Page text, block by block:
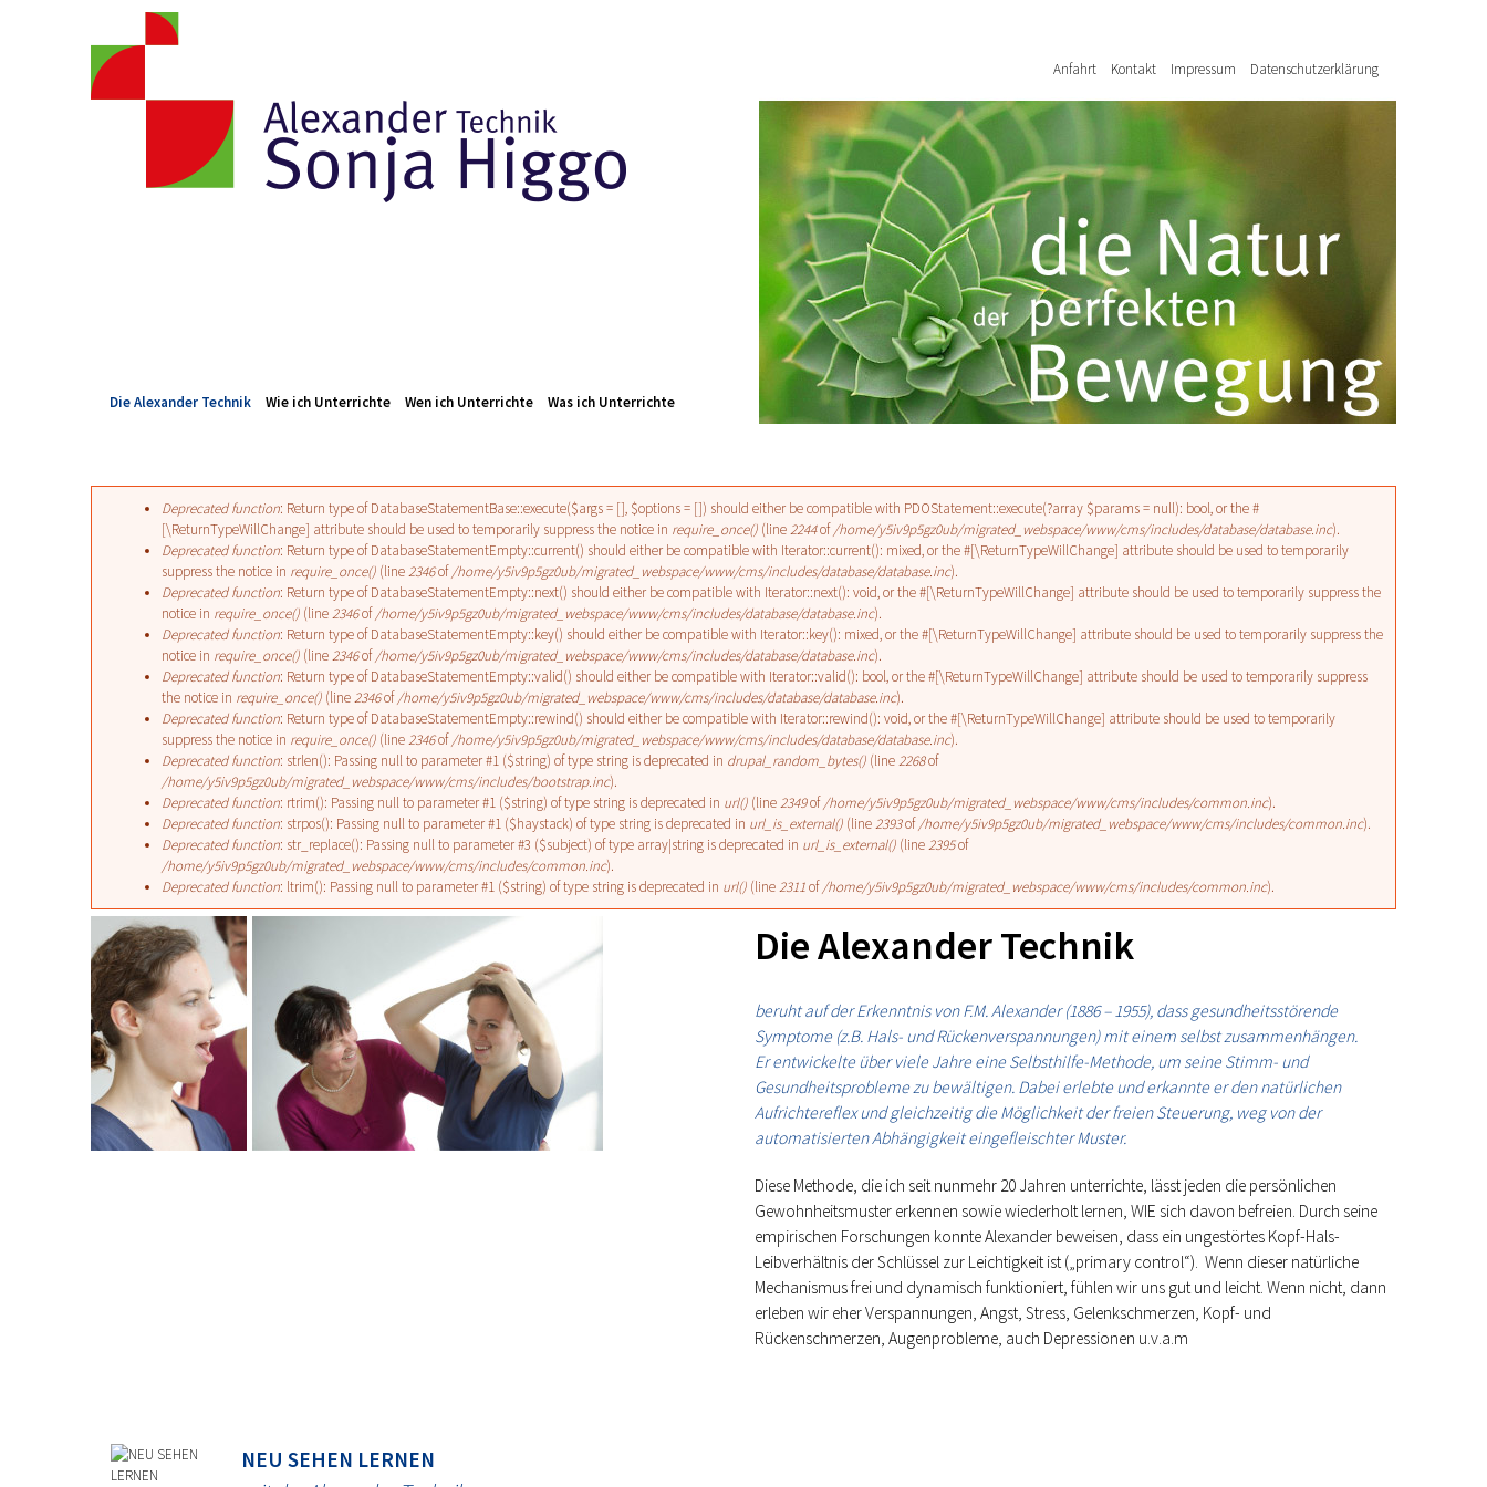
Anfahrt Kontakt Impressum Datenschutzerklärung
Die Alexander Technik Wie ich Unterrichte Wen ich Unterrichte Was ich Unterrichte
Error message
Deprecated function: Return type of DatabaseStatementBase::execute($args = [], $options = []) should either be compatible with PDOStatement::execute(?array $params = null): bool, or the #
[\ReturnTypeWillChange] attribute should be used to temporarily suppress the notice in require_once() (line2244of/home/y5iv9p5gz0ub/migrated_webspace/www/cms/includes/database/database.inc).
Deprecated function: Return type of DatabaseStatementEmpty::current() should either be compatible with Iterator::current(): mixed, or the #[\ReturnTypeWillChange] attribute should be used to temporarily
suppress the notice in require_once() (line2346of/home/y5iv9p5gz0ub/migrated_webspace/www/cms/includes/database/database.inc).
Deprecated function: Return type of DatabaseStatementEmpty::next() should either be compatible with Iterator::next(): void, or the #[\ReturnTypeWillChange] attribute should be used to temporarily suppress the
notice in require_once() (line2346of/home/y5iv9p5gz0ub/migrated_webspace/www/cms/includes/database/database.inc).
Deprecated function: Return type of DatabaseStatementEmpty::key() should either be compatible with Iterator::key(): mixed, or the #[\ReturnTypeWillChange] attribute should be used to temporarily suppress the
notice in require_once() (line2346of/home/y5iv9p5gz0ub/migrated_webspace/www/cms/includes/database/database.inc).
Deprecated function: Return type of DatabaseStatementEmpty::valid() should either be compatible with Iterator::valid(): bool, or the #[\ReturnTypeWillChange] attribute should be used to temporarily suppress
the notice in require_once() (line2346of/home/y5iv9p5gz0ub/migrated_webspace/www/cms/includes/database/database.inc).
Deprecated function: Return type of DatabaseStatementEmpty::rewind() should either be compatible with Iterator::rewind(): void, or the #[\ReturnTypeWillChange] attribute should be used to temporarily
suppress the notice in require_once() (line2346of/home/y5iv9p5gz0ub/migrated_webspace/www/cms/includes/database/database.inc).
Deprecated function: strlen(): Passing null to parameter #1 ($string) of type string is deprecated in drupal_random_bytes() (line2268of
/home/y5iv9p5gz0ub/migrated_webspace/www/cms/includes/bootstrap.inc).
Deprecated function: rtrim(): Passing null to parameter #1 ($string) of type string is deprecated in url() (line2349of/home/y5iv9p5gz0ub/migrated_webspace/www/cms/includes/common.inc).
Deprecated function: strpos(): Passing null to parameter #1 ($haystack) of type string is deprecated in url_is_external() (line2393of/home/y5iv9p5gz0ub/migrated_webspace/www/cms/includes/common.inc).
Deprecated function: str_replace(): Passing null to parameter #3 ($subject) of type array|string is deprecated in url_is_external() (line2395of
/home/y5iv9p5gz0ub/migrated_webspace/www/cms/includes/common.inc).
Deprecated function: ltrim(): Passing null to parameter #1 ($string) of type string is deprecated in url() (line2311of/home/y5iv9p5gz0ub/migrated_webspace/www/cms/includes/common.inc).
Die Alexander Technik
beruht auf der Erkenntnis von F.M. Alexander (1886 – 1955), dass gesundheitsstörende
Symptome (z.B. Hals- und Rückenverspannungen) mit einem selbst zusammenhängen.
Er entwickelte über viele Jahre eine Selbsthilfe-Methode, um seine Stimm- und
Gesundheitsprobleme zu bewältigen. Dabei erlebte und erkannte er den natürlichen
Aufrichtereflex und gleichzeitig die Möglichkeit der freien Steuerung, weg von der
automatisierten Abhängigkeit eingefleischter Muster.
Diese Methode, die ich seit nunmehr 20 Jahren unterrichte, lässt jeden die persönlichen
Gewohnheitsmuster erkennen sowie wiederholt lernen, WIE sich davon befreien. Durch seine
empirischen Forschungen konnte Alexander beweisen, dass ein ungestörtes Kopf-Hals-
Leibverhältnis der Schlüssel zur Leichtigkeit ist („primary control“). Wenn dieser natürliche
Mechanismus frei und dynamisch funktioniert, fühlen wir uns gut und leicht. Wenn nicht, dann
erleben wir eher Verspannungen, Angst, Stress, Gelenkschmerzen, Kopf- und
Rückenschmerzen, Augenprobleme, auch Depressionen u.v.a.m
NEU SEHEN LERNEN